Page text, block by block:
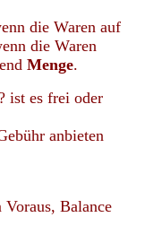
die Waren auf
die Waren
Menge.
ist es frei oder
anbieten
Balance